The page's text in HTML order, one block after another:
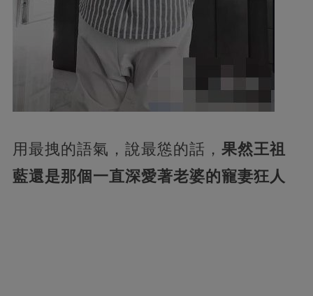
用最拽的語氣，說最慫的話， 果然王祖
藍還是那個一直深愛著老婆的寵妻狂人